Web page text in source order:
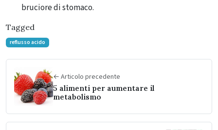
bruciore di stomaco.
Tagged
reflusso acido
← Articolo precedente
5 alimenti per aumentare il
metabolismo